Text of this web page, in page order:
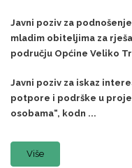
Javni poziv za
mladim obiteljima za
području Općine Veliko
Javni poziv za iskaz
potpore i podrške u
osobama“, kodn ...
Više